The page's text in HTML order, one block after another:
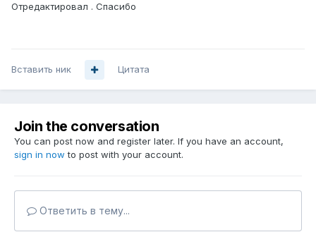
Отредактировал . Спасибо
Вставить ник Цитата
Join the conversation
You can post now and register later. If you have an account,
sign in now to post with your account.
Ответить в тему...